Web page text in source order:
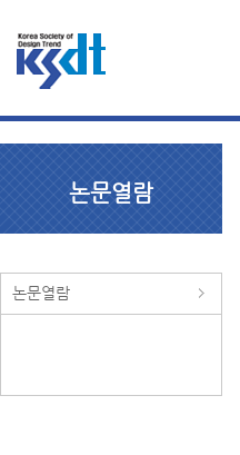
논문열람
논문열람